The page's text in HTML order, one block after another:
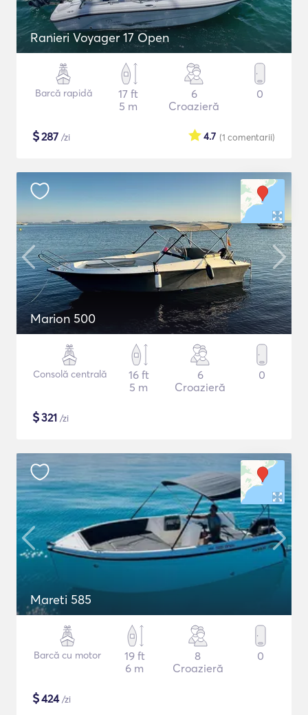
Ranieri Voyager 17 Open
Barcă rapidă
17 ft
5 m
6
Croazieră
0
$287 /zi (1 comentarii)
4.7
Marion 500
Consolă centrală
16 ft
5 m
6
Croazieră
0
$321 /zi
Mareti 585
Barcă cu motor
19 ft
6 m
8
Croazieră
0
$424/zi